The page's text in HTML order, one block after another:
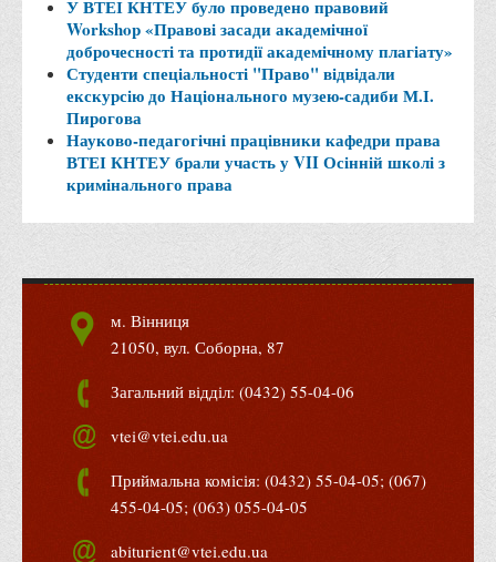
Програми стажування (міжнародна практика)
Міжнародні проєкти
Корисні посилання
Навчально-методичний
З організації виховної та культурно-мистецької роботи
студентів
Технічних засобів навчання
Редакційно-видавничий
Розвитку кар’єри
Моніторингу якості освітнього процесу та інноваційного
розвитку
Грантових проєктів
Грантові проєкти ВТЕІ ДТЕУ
У ВТЕІ КНТЕУ було проведено правовий
Workshop «Правові засади академічної
доброчесності та протидії академічному плагіату»
Студенти спеціальності "Право" відвідали
екскурсію до Національного музею-садиби М.І.
Пирогова
Науково-педагогічні працівники кафедри права
ВТЕІ КНТЕУ брали участь у VII Осінній школі з
кримінального права
м. Вінниця
21050, вул. Соборна, 87
Загальний відділ: (0432) 55-04-06
vtei@vtei.edu.ua
Приймальна комісія: (0432) 55-04-05; (067)
455-04-05; (063) 055-04-05
abiturient@vtei.edu.ua